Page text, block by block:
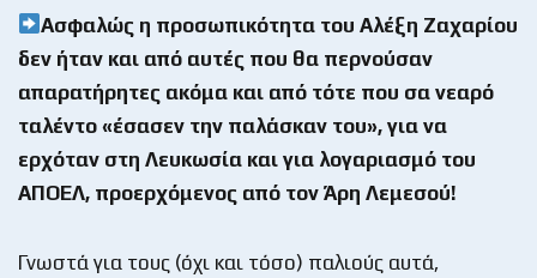
Ασφαλώς η προσωπικότητα του Αλέξη Ζαχαρίου
δεν ήταν και από αυτές που θα περνούσαν
απαρατήρητες ακόμα και από τότε που σα νεαρό
ταλέντο «έσασεν την παλάσκαν του», για να
ερχόταν στη Λευκωσία και για λογαριασμό του
ΑΠΟΕΛ, προερχόμενος από τον Άρη Λεμεσού!
Γνωστά για τους (όχι και τόσο) παλιούς αυτά,